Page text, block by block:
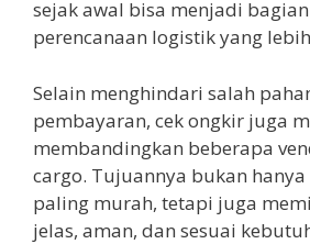
sejak awal bisa menjadi
perencanaan logistik yang
Selain menghindari salah
pembayaran, cek ongkir juga
membandingkan beberapa
cargo. Tujuannya bukan
paling murah, tetapi juga
jelas, aman, dan sesuai